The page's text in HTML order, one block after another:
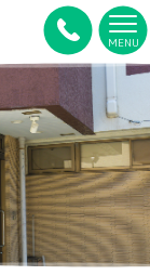
MENU